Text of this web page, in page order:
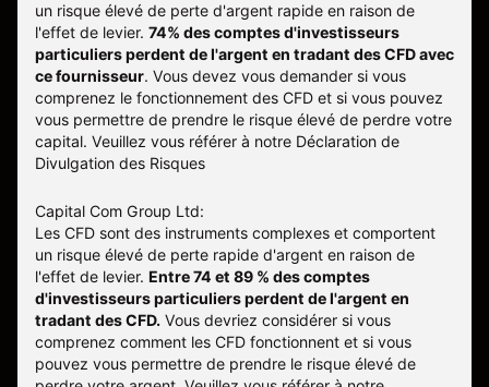
un risque élevé de perte d'argent rapide en raison de
l'effet de levier. 74% des comptes d'investisseurs
particuliers perdent de l'argent en tradant des CFD avec
ce fournisseur. Vous devez vous demander si vous
comprenez le fonctionnement des CFD et si vous pouvez
vous permettre de prendre le risque élevé de perdre votre
capital. Veuillez vous référer à notre Déclaration de
Divulgation des Risques
Capital Com Group Ltd:
Les CFD sont des instruments complexes et comportent
un risque élevé de perte rapide d'argent en raison de
l'effet de levier. Entre 74 et 89 % des comptes
d'investisseurs particuliers perdent de l'argent en
tradant des CFD. Vous devriez considérer si vous
comprenez comment les CFD fonctionnent et si vous
pouvez vous permettre de prendre le risque élevé de